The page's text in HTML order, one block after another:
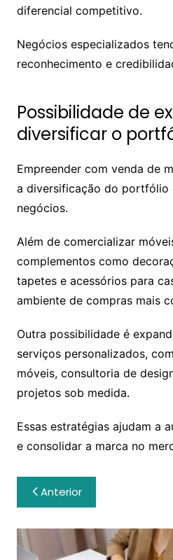
diferencial competitivo.
Negócios especializados
reconhecimento e
Possibilidade de
diversificar o
Empreender com venda de
a diversificação do portfólio
negócios.
Além de comercializar
complementos como
tapetes e acessórios para
ambiente de compras mais
Outra possibilidade é
serviços personalizados,
móveis, consultoria de
projetos sob medida.
Essas estratégias ajudam a
e consolidar a marca no
Navegação
de
Post
Anterior